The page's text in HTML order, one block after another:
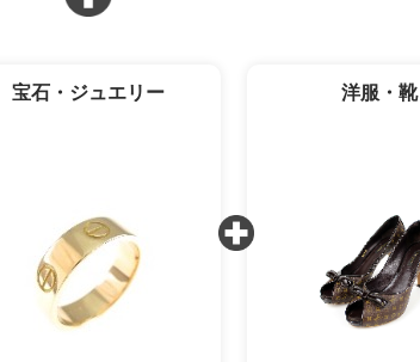
宝石・ジュエリー 洋服・靴